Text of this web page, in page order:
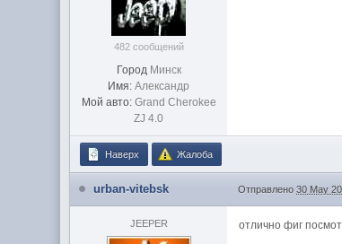
482 сообщений
Город Минск
Имя: Александр
Мой авто: Grand Cherokee
ZJ 4.0
Наверх Жалоба
urban-vitebsk Отправлено30 May
JEEPER отлично фиг